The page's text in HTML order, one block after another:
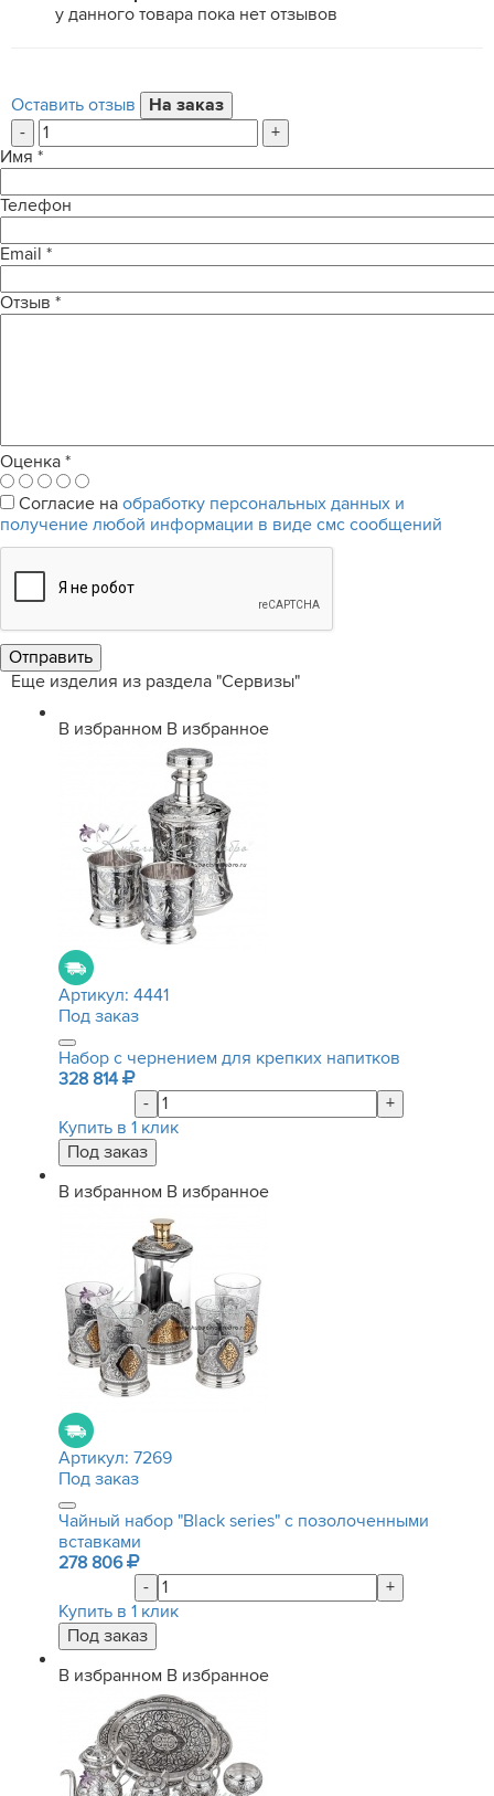
у данного товара пока нет отзывов
Оставить отзыв
-
+
Имя *
Телефон
Email *
Отзыв *
Оценка *
Согласие на обработку персональных данных и
получение любой информации в виде смс сообщений
Еще изделия из раздела "Сервизы"
В избранном В избранное
Артикул: 4441
Под заказ
Набор с чернением для крепких напитков
328 814
-
+
Купить в 1 клик
В избранном В избранное
Артикул: 7269
Под заказ
Чайный набор "Black series" с позолоченными
вставками
278 806
-
+
Купить в 1 клик
В избранном В избранное